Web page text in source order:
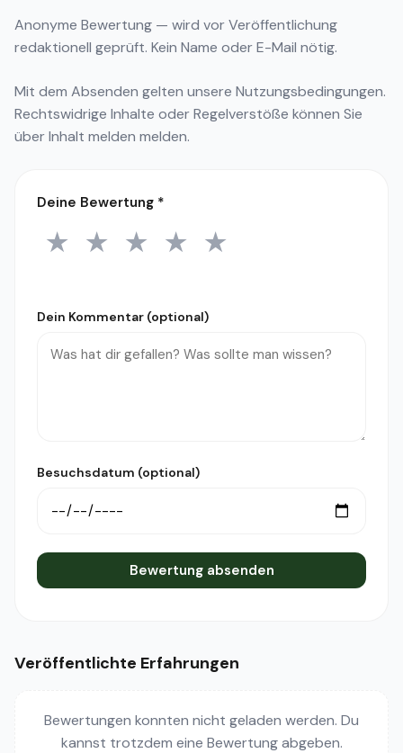
Anonyme Bewertung — wird vor Veröffentlichung
redaktionell geprüft. Kein Name oder E-Mail nötig.
Mit dem Absenden gelten unsere Nutzungsbedingungen.
Rechtswidrige Inhalte oder Regelverstöße können Sie
überInhalt melden melden.
Deine Bewertung *
1 Stern
★ 2 Sterne
★ 3 Sterne
★ 4 Sterne
★ 5 Sterne
★
Dein Kommentar (optional)
Besuchsdatum (optional)
Bewertung absenden
Veröffentlichte Erfahrungen
Bewertungen konnten nicht geladen werden. Du
kannst trotzdem eine Bewertung abgeben.